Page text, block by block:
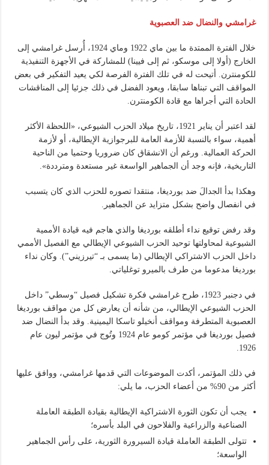
غرامشي والنضال ضد العصبوية
خلال الفترة الممتدة ما بين ماي 1922 وماي 1924، أُرسل غرامشي إلى
الخارج (أولا إلى موسكو، ثم إلى فيينا) للمشاركة في الأجهزة التنفيذية
للكومنترن. أتيحت له في تلك الفترة الفرصة لكي يعيد التفكير في بعض
المواقف التي تبناها سابقا، ويعود الفضل في ذلك جزئيا إلى المناقشات
الحادة التي أجراها مع قادة الكومنترن.
لقد اعتبر أن يناير 1921، تاريخ ميلاد الحزب الشيوعي، «اللحظة الأكثر
أهمية، سواء بالنسبة للأزمة العامة للبرجوازية الإيطالية، أو لأزمة
الحركة العمالية. ورغم أن الانشقاق كان ضروريا وحتميا من الناحية
التاريخية، فإنه وجد أن الجماهير الواسعة غير مستعدة ومترددة».
وهكذا بدأ الجدالَ ضد بورديغا، منتقدا تصوره للحزب الذي كان يتسبب
في انفصال واضح بشكل متزايد عن الجماهير.
وقد رفض توقيع نداء أطلقه بورديغا والذي هاجم فيه قيادة الأممية
الشيوعية لمحاولتها توحيد الحزب الشيوعي الإيطالي مع الفصيل الأممي
داخل الحزب الاشتراكي الإيطالي (ما يسمى بـ “تيرزيني”). وكان نداء
بورديغا مدعوما من طرف بالميرو توغلياتي.
في دجنبر 1923، طرح غرامشي فكرة تشكيل فصيل “وسطي” داخل
الحزب الشيوعي الإيطالي، من شأنه أن يعارض كل من مواقف بورديغا
العصبوية المتطرفة ومواقف أنخيلو تاسكا اليمينية. وقد بدأ النضال ضد
فصيل بورديغا في مؤتمر كومو عام 1924 وتُوج في مؤتمر ليون عام
1926.
في ذلك المؤتمر، أكدت الموضوعات التي قدمها غرامشي، ووافق عليها
أكثر من 90% من أعضاء الحزب، ما يلي:
يجب أن تكون الثورة الاشتراكية الإيطالية بقيادة الطبقة العاملة
الصناعية والزراعية والفلاحون في البلد بأسره؛
تتولى الطبقة العاملة قيادة السيرورة الثورية، على رأس الجماهير
الواسعة؛